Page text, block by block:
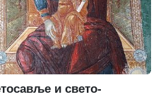
и свето-